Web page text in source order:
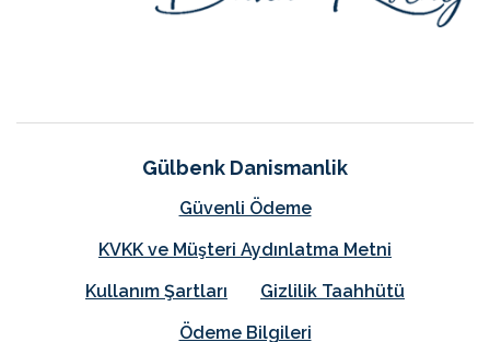
Gülbenk Danismanlik
Güvenli Ödeme
KVKK ve Müşteri Aydınlatma Metni
Kullanım Şartları
Gizlilik Taahhütü
Ödeme Bilgileri